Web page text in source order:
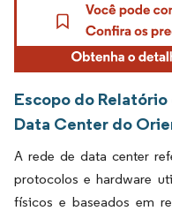
Escopo do
Data Center do
A rede de data center
protocolos e hardware
físicos e baseados em